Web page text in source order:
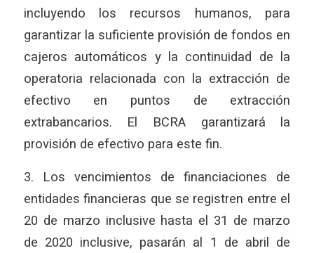
incluyendo los recursos humanos, para
garantizar la suficiente provisión de fondos en
cajeros automáticos y la continuidad de la
operatoria relacionada con la extracción de
efectivo en puntos de extracción
extrabancarios. El BCRA garantizará la
provisión de efectivo para este fin.
3. Los vencimientos de financiaciones de
entidades financieras que se registren entre el
20 de marzo inclusive hasta el 31 de marzo
de 2020 inclusive, pasarán al 1 de abril de